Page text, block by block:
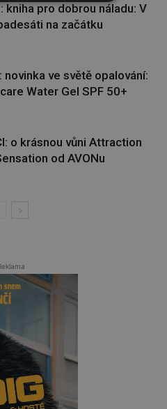
kniha pro dobrou náladu: V
na začátku
novinka ve světě opalování:
Water Gel SPF 50+
o krásnou vůni Attraction
od AVONu